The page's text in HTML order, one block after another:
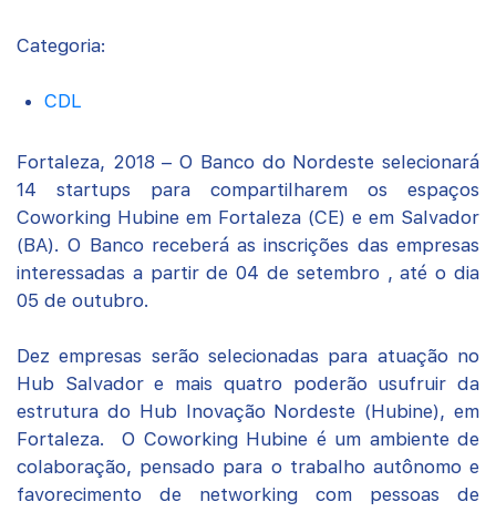
Categoria:
CDL
Fortaleza, 2018 – O Banco do Nordeste selecionará
14 startups para compartilharem os espaços
Coworking Hubine em Fortaleza (CE) e em Salvador
(BA). O Banco receberá as inscrições das empresas
interessadas a partir de 04 de setembro , até o dia
05 de outubro.
Dez empresas serão selecionadas para atuação no
Hub Salvador e mais quatro poderão usufruir da
estrutura do Hub Inovação Nordeste (Hubine), em
Fortaleza. O Coworking Hubine é um ambiente de
colaboração, pensado para o trabalho autônomo e
favorecimento de networking com pessoas de